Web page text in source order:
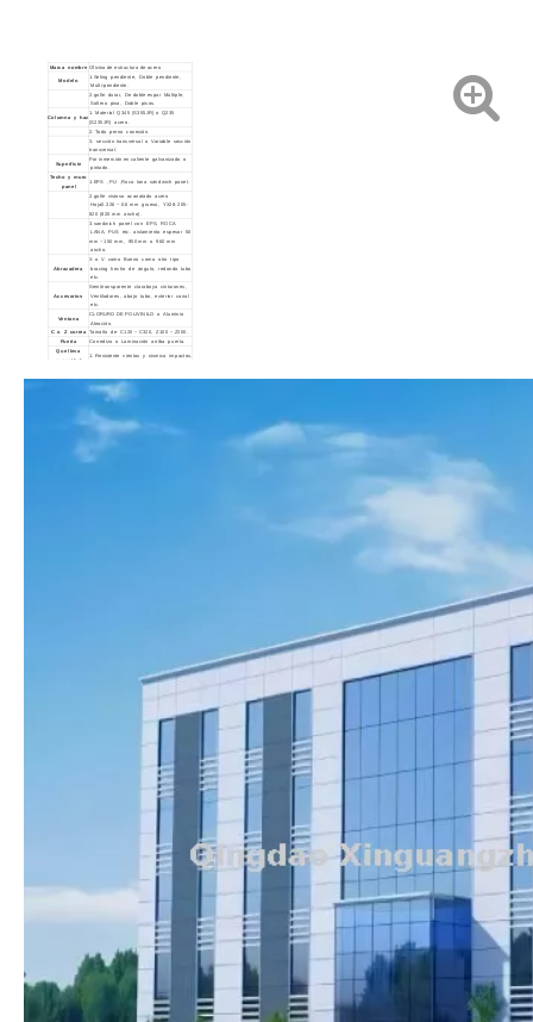
Marca nombre Oficina de estructura de acero
Modelo
1.Seling pendiente, Doble pendiente,
Multi-pendiente.
2.golle durar, De doble espar Múltiple,
Soltero piso, Doble pisos.
Columna y haz
1. Material Q345 (S355JR) o Q235
(S235JR) acero.
2. Todo perno conexión.
3. sección transversal o Variable sección
transversal.
Superficie
Por inmersión en caliente galvanizado o
pintado.
Techo y muro
panel
1.EPS , PU ,Roca lana sándwich panel.
2.golle vistoso acanalado acero
Hoja0.326 ~ 0.6 mm grueso, YX28-205-
820 (820 mm ancho).
3.sandwich panel con EPS, ROCA
LANA, PUS etc. aislamiento espesor 50
mm ~ 150 mm, 950 mm o 960 mm
ancho.
Abrazadera
X o V como Bueno como otro tipo
bracing hecho de ángulo, redondo tubo
etc.
Accesorios
Semitransparente claraboya cinturones,
Ventiladores, abajo tubo, exterior canal
etc.
Ventana
CLORURO DE POLIVINILO o Aluminio
Aleación.
C o Z correa Tamaño de C120 ~ C320, Z100 ~ Z200.
Puerta
Corredizo o Laminación arriba puerta.
Que lleva
capacidad
1. Resistente vientos y sísmico impactos.
1. el diseño y cotización de acuerdo a a
su requisitos muy pronto.
2. Haciendo el cotización de acuerdo a a
3.giving tú el satisfactorio opinión a su